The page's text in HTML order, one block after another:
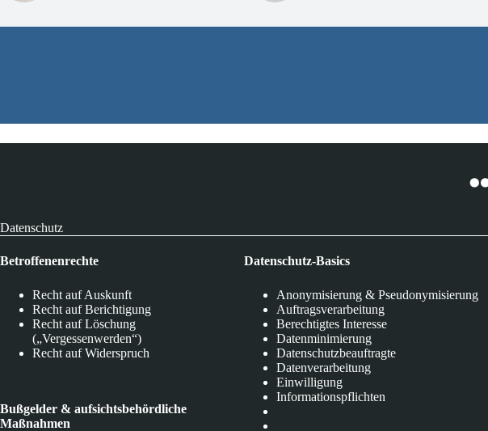
Datenschutz
Betroffenenrechte
Recht auf Auskunft
Recht auf Berichtigung
Recht auf Löschung
(„Vergessenwerden“)
Recht auf Widerspruch
Bußgelder & aufsichtsbehördliche
Maßnahmen
Datenschutz-Basics
Anonymisierung & Pseudonymisierung
Auftragsverarbeitung
Berechtigtes Interesse
Datenminimierung
Datenschutzbeauftragte
Datenverarbeitung
Einwilligung
Informationspflichten